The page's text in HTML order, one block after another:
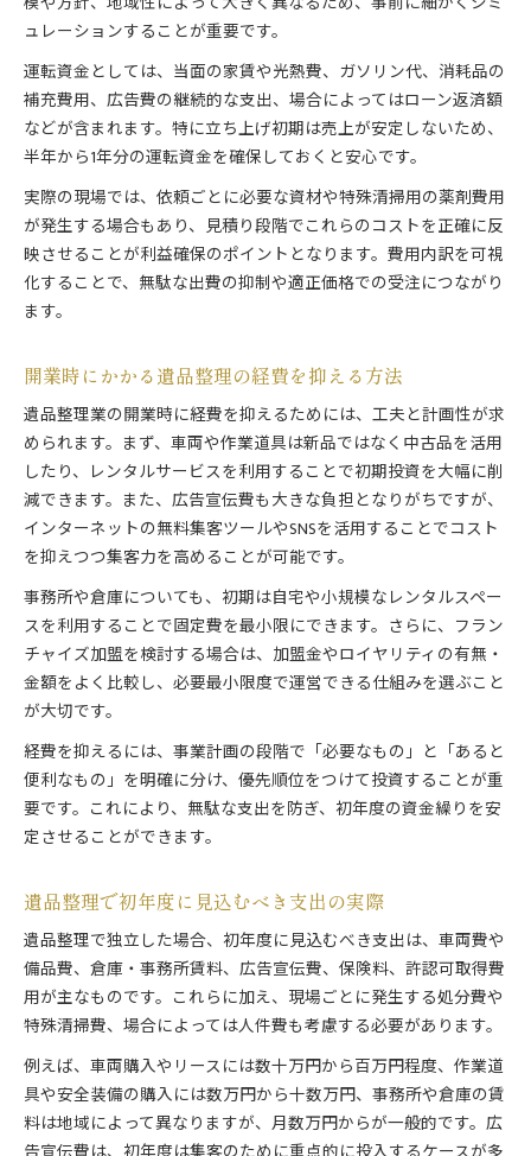
ュレーションすることが重要です。
運転資金としては、当面の家賃や光熱費、ガソリン代、消耗品の
補充費用、広告費の継続的な支出、場合によってはローン返済額
などが含まれます。特に立ち上げ初期は売上が安定しないため、
半年から1年分の運転資金を確保しておくと安心です。
実際の現場では、依頼ごとに必要な資材や特殊清掃用の薬剤費用
が発生する場合もあり、見積り段階でこれらのコストを正確に反
映させることが利益確保のポイントとなります。費用内訳を可視
化することで、無駄な出費の抑制や適正価格での受注につながり
ます。
開業時にかかる遺品整理の経費を抑える方法
遺品整理業の開業時に経費を抑えるためには、工夫と計画性が求
められます。まず、車両や作業道具は新品ではなく中古品を活用
したり、レンタルサービスを利用することで初期投資を大幅に削
減できます。また、広告宣伝費も大きな負担となりがちですが、
インターネットの無料集客ツールやSNSを活用することでコスト
を抑えつつ集客力を高めることが可能です。
事務所や倉庫についても、初期は自宅や小規模なレンタルスペー
スを利用することで固定費を最小限にできます。さらに、フラン
チャイズ加盟を検討する場合は、加盟金やロイヤリティの有無・
金額をよく比較し、必要最小限度で運営できる仕組みを選ぶこと
が大切です。
経費を抑えるには、事業計画の段階で「必要なもの」と「あると
便利なもの」を明確に分け、優先順位をつけて投資することが重
要です。これにより、無駄な支出を防ぎ、初年度の資金繰りを安
定させることができます。
遺品整理で初年度に見込むべき支出の実際
遺品整理で独立した場合、初年度に見込むべき支出は、車両費や
備品費、倉庫・事務所賃料、広告宣伝費、保険料、許認可取得費
用が主なものです。これらに加え、現場ごとに発生する処分費や
特殊清掃費、場合によっては人件費も考慮する必要があります。
例えば、車両購入やリースには数十万円から百万円程度、作業道
具や安全装備の購入には数万円から十数万円、事務所や倉庫の賃
料は地域によって異なりますが、月数万円からが一般的です。広